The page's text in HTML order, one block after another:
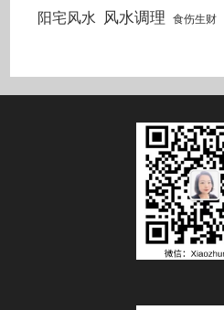
阳宅风水 风水调理 食伤生财